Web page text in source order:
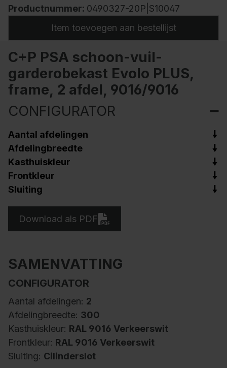
Productnummer: 0490327-20P|S10047
Item toevoegen aan bestellijst
C+P PSA schoon-vuil-
garderobekast Evolo PLUS,
frame, 2 afdel, 9016/9016
CONFIGURATOR
Aantal afdelingen
Afdelingbreedte
Kasthuiskleur
Frontkleur
Sluiting
Download als PDF
SAMENVATTING
CONFIGURATOR
Aantal afdelingen: 2
Afdelingbreedte: 300
Kasthuiskleur: RAL 9016 Verkeerswit
Frontkleur: RAL 9016 Verkeerswit
Sluiting: Cilinderslot